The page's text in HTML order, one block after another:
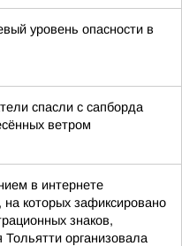
уровень опасности в
спасли с сапборда
ветром
в интернете
которых зафиксировано
знаков,
Тольятти организовала